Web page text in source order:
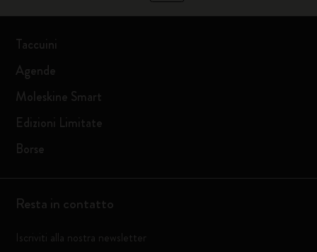
Taccuini
Agende
Moleskine Smart
Edizioni Limitate
Borse
Resta in contatto
Iscriviti alla nostra newsletter